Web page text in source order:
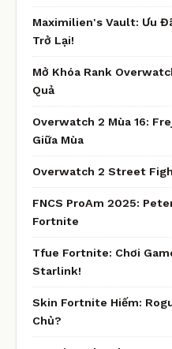
Maximilien's Vault: Ưu
Trở Lại!
Mở Khóa Rank
Quả
Overwatch 2 Mùa 16:
Giữa Mùa
Overwatch 2 Street
FNCS ProAm 2025:
Fortnite
Tfue Fortnite: Chơi
Starlink!
Skin Fortnite Hiếm:
Chủ?